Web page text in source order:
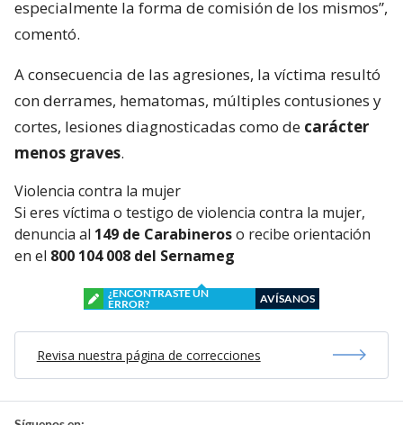
especialmente la forma de comisión de los mismos”,
comentó.
A consecuencia de las agresiones, la víctima resultó
con derrames, hematomas, múltiples contusiones y
cortes, lesiones diagnosticadas como de carácter
menos graves.
Violencia contra la mujer
Si eres víctima o testigo de violencia contra la mujer,
denuncia al 149 de Carabineroso recibe orientación
en el 800 104 008 del Sernameg
¿ENCONTRASTE UN
ERROR?
AVÍSANOS
Revisa nuestra página de correcciones